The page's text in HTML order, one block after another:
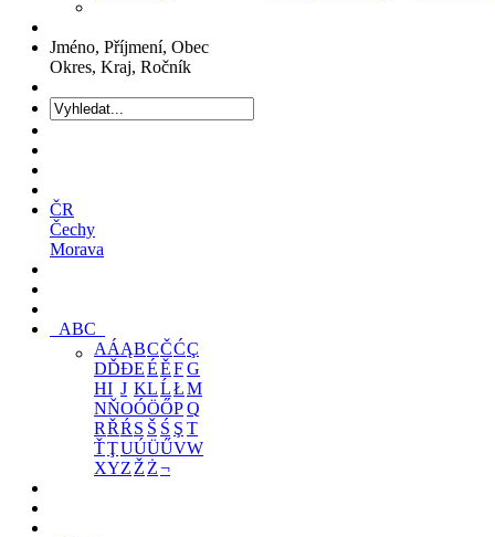
Jméno, Příjmení, Obec
Okres, Kraj, Ročník
ČR
Čechy
Morava
ABC
AÁĄBCČĆÇ
DĎĐEÉĚFG
HI J KLĹŁM
NŇOÓÖŐPQ
RŘŔ S Š Ś Ş T
ŤŢUÚÜŰVW
XYZ Ž Ż¬